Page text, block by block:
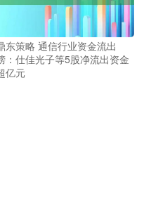
东策略 通信行业资金流出
：仕佳光子等5股净流出资金
亿元